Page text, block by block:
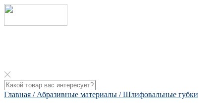
Главная / Абразивные материалы /Шлифовальные губки